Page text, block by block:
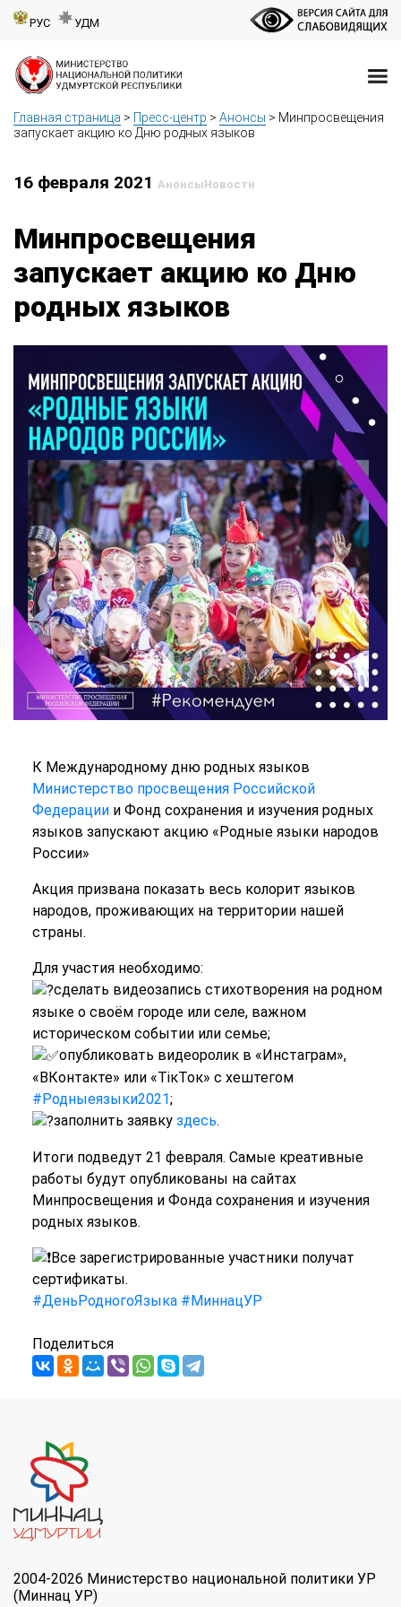
РУС УДМ
Главная страница > Пресс-центр > Анонсы > Минпросвещения
запускает акцию ко Дню родных языков
16 февраля 2021 АнонсыНовости
Минпросвещения
запускает акцию ко Дню
родных языков
К Международному дню родных языков
Министерство просвещения Российской
Федерациии Фонд сохранения и изучения родных
языков запускают акцию «Родные языки народов
России»
Акция призвана показать весь колорит языков
народов, проживающих на территории нашей
страны.
Для участия необходимо:
сделать видеозапись стихотворения на родном
языке о своём городе или селе, важном
историческом событии или семье;
опубликовать видеоролик в «Инстаграм»,
«ВКонтакте» или «ТiкТок» с хештегом
#Родныеязыки2021;
заполнить заявку здесь.
Итоги подведут 21 февраля. Самые креативные
работы будут опубликованы на сайтах
Минпросвещения и Фонда сохранения и изучения
родных языков.
Все зарегистрированные участники получат
сертификаты.
#ДеньРодногоЯзыка #МиннацУР
Поделиться
2004-2026 Министерство национальной политики УР
(Миннац УР)